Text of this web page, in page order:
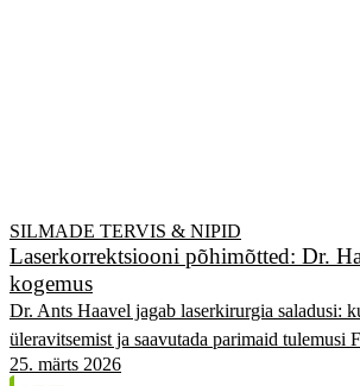
SILMADE TERVIS & NIPID
Laserkorrektsiooni põhimõtted: Dr.
kogemus
Dr. Ants Haavel jagab laserkirurgia saladusi:
üleravitsemist ja saavutada parimaid tulemusi
25. märts 2026